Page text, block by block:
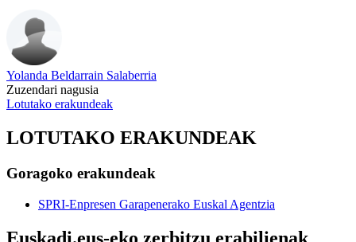
Yolanda Beldarrain Salaberria
Zuzendari nagusia
Lotutako erakundeak
LOTUTAKO ERAKUNDEAK
Goragoko erakundeak
SPRI-Enpresen Garapenerako Euskal Agentzia